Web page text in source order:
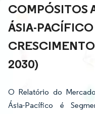
COMPÓSITOS
ÁSIA-
2030)
O Relatório do
Ásia-Pacífico é